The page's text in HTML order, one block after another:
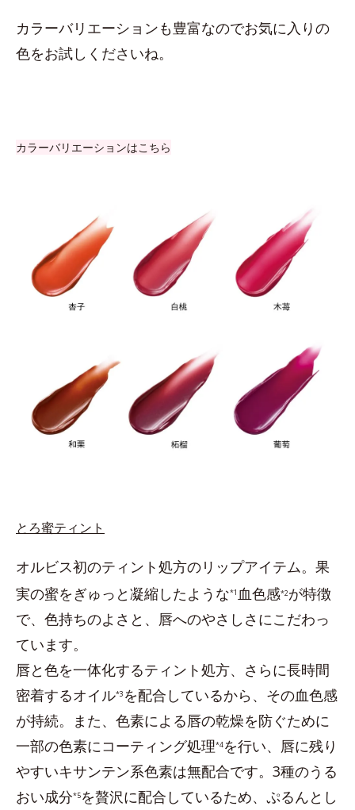
カラーバリエーションも豊富なのでお気に入りの
色をお試しくださいね。
カラーバリエーションはこちら
とろ蜜ティント
オルビス初のティント処方のリップアイテム。果
実の蜜をぎゅっと凝縮したような*1 血色感*2が特徴
で、色持ちのよさと、唇へのやさしさにこだわっ
ています。
唇と色を一体化するティント処方、さらに長時間
密着するオイル*3 を配合しているから、その血色感
が持続。また、色素による唇の乾燥を防ぐために
一部の色素にコーティング処理*4を行い、唇に残り
やすいキサンテン系色素は無配合です。3種のうる
おい成分*5を贅沢に配合しているため、ぷるんとし